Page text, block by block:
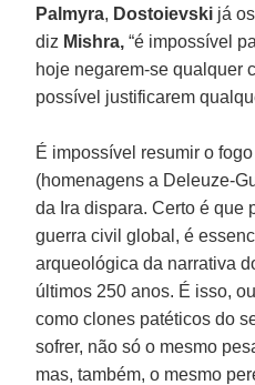
Palmyra, Dostoievski já
diz Mishra, “é impossível
hoje negarem-se qualquer
possível justificarem
É impossível resumir o
(homenagens a Deleuze-
da Ira dispara. Certo é que
guerra civil global, é
arqueológica da narrativa
últimos 250 anos. É isso,
como clones patéticos do
sofrer, não só o mesmo
mas, também, o mesmo